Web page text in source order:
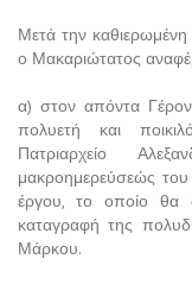
Μετά την
ο Μακαριώτατος
α) στον απόντα
πολυετή και
Πατριαρχείο
μακροημερεύσεώς
έργου, το οποίο θα
καταγραφή της
Μάρκου.